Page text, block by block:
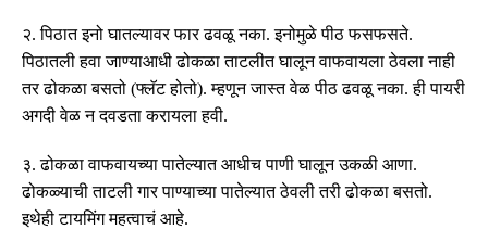
२.पिठात इनो घातल्यावर फार ढवळू नका.इनोमुळे पीठ फसफसते.
पिठातली हवा जाण्याआधी ढोकळा ताटलीत घालून वाफवायला ठेवला नाही
तर ढोकळा बसतो (फ्लॅट होतो).म्हणून जास्त वेळ पीठ ढवळू नका.ही पायरी
अगदी वेळ न दवडता करायला हवी.
३.ढोकळा वाफवायच्या पातेल्यात आधीच पाणी घालून उकळी आणा.
ढोकळ्याची ताटली गार पाण्याच्या पातेल्यात ठेवली तरी ढोकळा बसतो.
इथेही टायमिंग महत्वाचं आहे.